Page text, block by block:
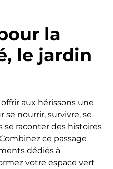
la
le jardin
aux hérissons une
se nourrir, survivre, se
raconter des histoires
ce passage
dédiés à
votre espace vert